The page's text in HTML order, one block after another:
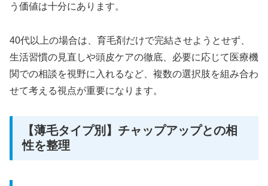
う価値は十分にあります。
40代以上の場合は、育毛剤だけで完結させようとせず、
生活習慣の見直しや頭皮ケアの徹底、必要に応じて医療機
関での相談を視野に入れるなど、複数の選択肢を組み合わ
せて考える視点が重要になります。
【薄毛タイプ別】チャップアップとの相
性を整理